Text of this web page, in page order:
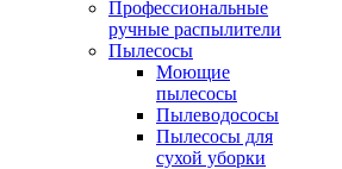
Профессиональные
ручные распылители
Пылесосы
Моющие
пылесосы
Пылеводососы
Пылесосы для
сухой уборки